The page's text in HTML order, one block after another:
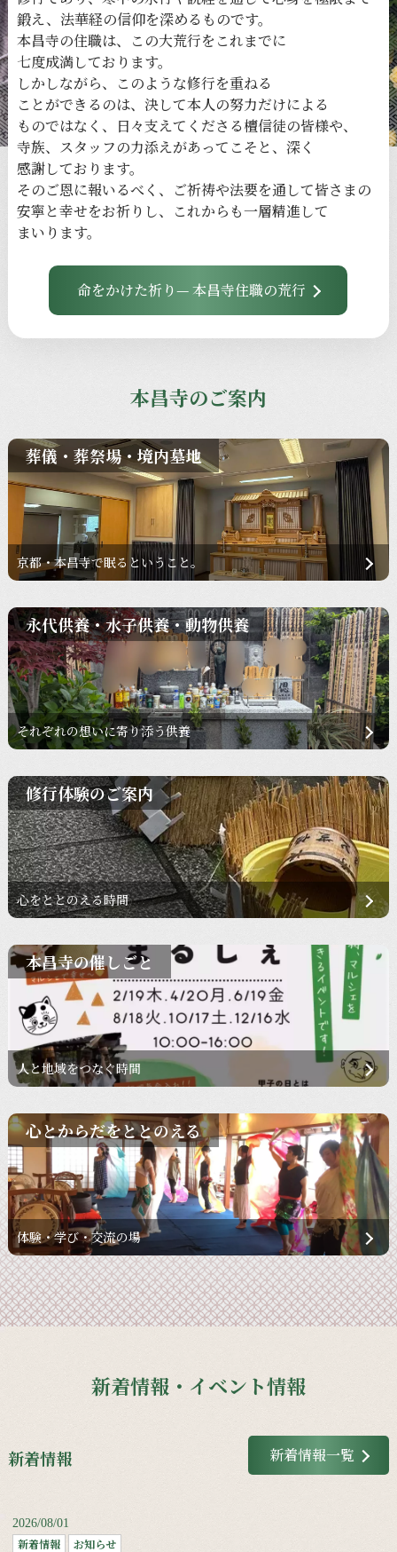
鍛え、 法華経の信仰を深める ものです。
本昌寺の住職は、 この大荒行をこれまでに
七度成満しております。
しかしながら、
このような修行を重ねる
ことができるのは、 決して本人の努力だけによる
ものではなく、
日々支えてくださる檀信徒の皆様や、
寺族、 スタッフの力添えがあってこそと、 深く
感謝しております。
そのご恩に報いるべく、 ご祈祷や法要を通して皆さまの
安寧と幸せをお祈りし、 これからも一層精進して
まいります。
命をかけた祈り— 本昌寺住職の荒行
本昌寺のご案内
葬儀・葬祭場・境内墓地
京都・本昌寺で眠るということ。
永代供養・水子供養・動物供養
それぞれの想いに寄り添う供養
修行体験のご案内
心をととのえる時間
本昌寺の催しごと
人と地域をつなぐ時間
心とからだをととのえる
体験・学び・交流の場
新着情報・イベント情報
新着情報 新着情報一覧
2026/08/01
新着情報 お知らせ